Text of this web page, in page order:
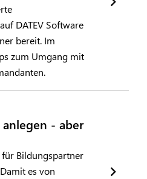
DATEV Software
bereit. Im
zum Umgang mit
- aber
für Bildungspartner
es von